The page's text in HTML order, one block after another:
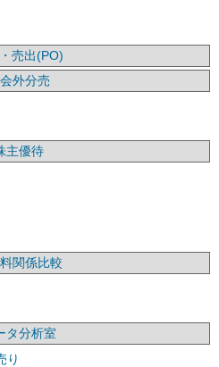
売出(PO)
外分売
主優待
関係比較
タ分析室
り